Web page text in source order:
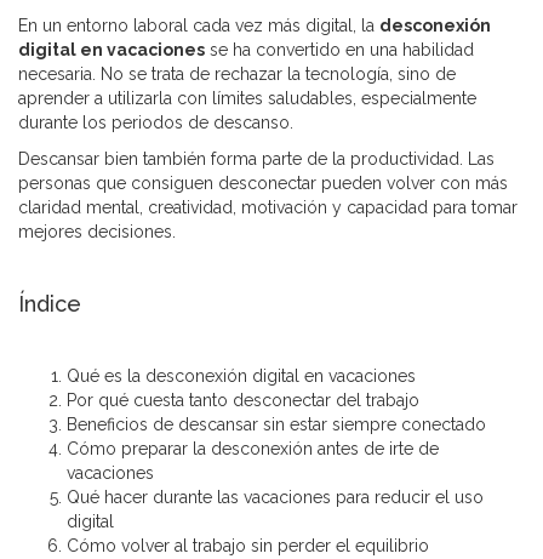
En un entorno laboral cada vez más digital, la desconexión
digital en vacaciones se ha convertido en una habilidad
necesaria. No se trata de rechazar la tecnología, sino de
aprender a utilizarla con límites saludables, especialmente
durante los periodos de descanso.
Descansar bien también forma parte de la productividad. Las
personas que consiguen desconectar pueden volver con más
claridad mental, creatividad, motivación y capacidad para tomar
mejores decisiones.
Índice
Qué es la desconexión digital en vacaciones
Por qué cuesta tanto desconectar del trabajo
Beneficios de descansar sin estar siempre conectado
Cómo preparar la desconexión antes de irte de
vacaciones
Qué hacer durante las vacaciones para reducir el uso
digital
Cómo volver al trabajo sin perder el equilibrio